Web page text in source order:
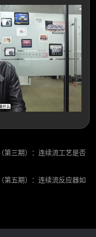
第三期）：连续流工艺是否
第五期）：连续流反应器如